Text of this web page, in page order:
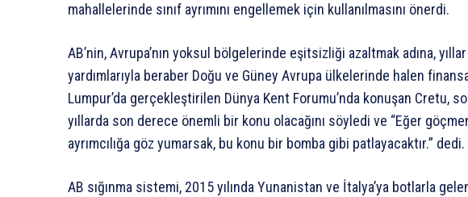
mahallelerinde sınıf ayrımını engellemek için kullanılmasını önerdi.
AB’nin, Avrupa’nın yoksul bölgelerinde eşitsizliği azaltmak adına,
yardımlarıyla beraber Doğu ve Güney Avrupa ülkelerinde halen
Lumpur’da gerçekleştirilen Dünya Kent Forumu’nda konuşan Cretu,
yıllarda son derece önemli bir konu olacağını söyledi ve “Eğer
ayrımcılığa göz yumarsak, bu konu bir bomba gibi patlayacaktır.” dedi.
AB sığınma sistemi, 2015 yılında Yunanistan ve İtalya’ya botlarla